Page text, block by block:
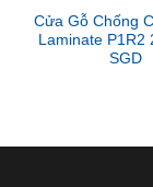
Cửa Gỗ Chống
Laminate P1R2
SGD